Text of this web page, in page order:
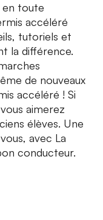
en toute
accéléré
tutoriels et
la différence.
de nouveaux
accéléré ! Si
aimerez
élèves. Une
avec La
conducteur.